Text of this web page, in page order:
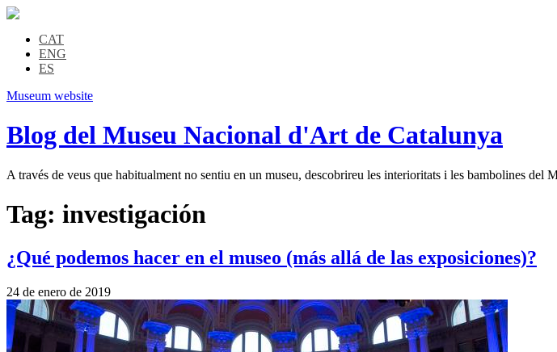
CAT
ENG
ES
Museum website
Blog del Museu Nacional d'Art de Catalunya
A través de veus que habitualment no sentiu en un museu, descobrireu les interioritats i les bambolines
Tag: investigación
¿Qué podemos hacer en el museo (más allá de las exposiciones)?
24 de enero de 2019